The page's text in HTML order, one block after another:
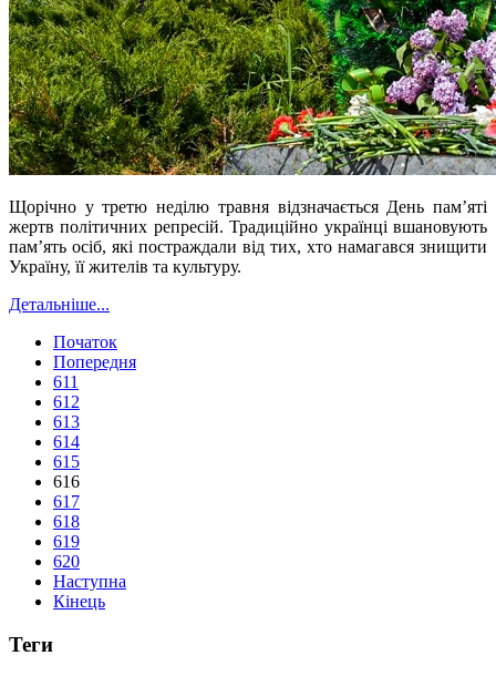
Щорічно у третю неділю травня відзначається День пам’яті
жертв політичних репресій. Традиційно українці вшановують
пам’ять осіб, які постраждали від тих, хто намагався знищити
Україну, її жителів та культуру.
Детальніше...
Початок
Попередня
611
612
613
614
615
616
617
618
619
620
Наступна
Кінець
Теги